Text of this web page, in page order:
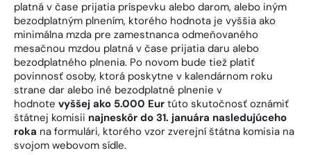
platná v čase prijatia príspevku alebo darom, alebo iným
bezodplatným plnením, ktorého hodnota je vyššia ako
minimálna mzda pre zamestnanca odmeňovaného
mesačnou mzdou platná v čase prijatia daru alebo
bezodplatného plnenia. Po novom bude tiež platiť
povinnosť osoby, ktorá poskytne v kalendárnom roku
strane dar alebo iné bezodplatné plnenie v
hodnote vyššej ako 5.000 Eur túto skutočnosť oznámiť
štátnej komisii najneskôr do 31. januára nasledujúceho
roka na formulári, ktorého vzor zverejní štátna komisia na
svojom webovom sídle.